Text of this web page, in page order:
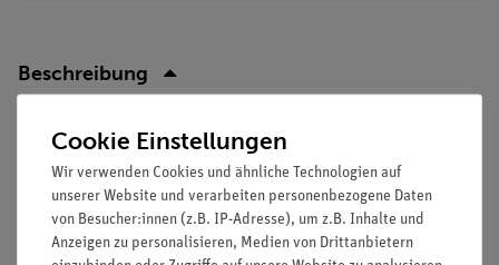
Beschreibung
Prinzip
Die Schüler sollen erkennen, dass beim Reiben (innigen
Berühren) verschiedener Stoffe (Isolatoren) eine negative
oder positive Aufladung erfolgt, die man mit einer
Cookie Einstellungen
Wir verwenden Cookies und ähnliche Technologien auf
unserer Website und verarbeiten personenbezogene Daten
von Besucher:innen (z.B. IP-Adresse), um z.B. Inhalte und
Anzeigen zu personalisieren, Medien von Drittanbietern